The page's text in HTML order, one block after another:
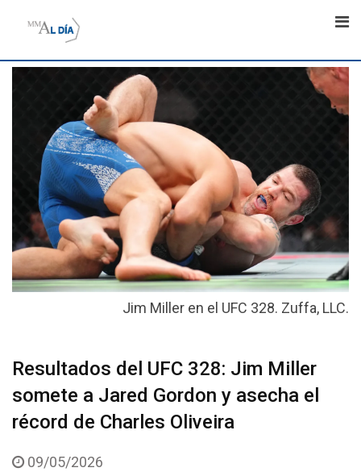
Jim Miller en el UFC 328. Zuffa, LLC.
Resultados del UFC 328: Jim Miller
somete a Jared Gordon y asecha el
récord de Charles Oliveira
09/05/2026